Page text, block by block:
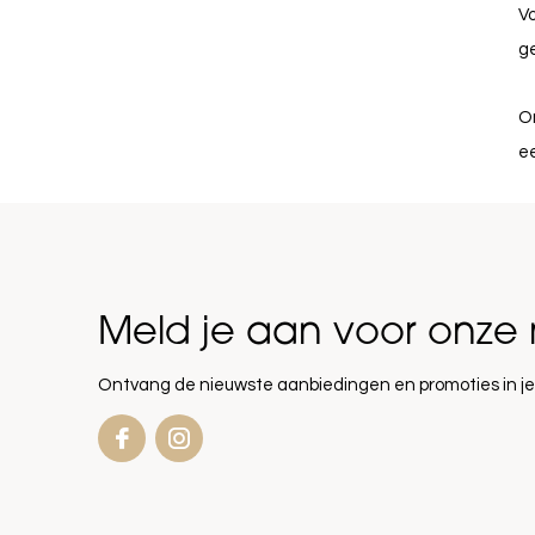
Meld je aan voor onze
Ontvang de nieuwste aanbiedingen en promoties in je